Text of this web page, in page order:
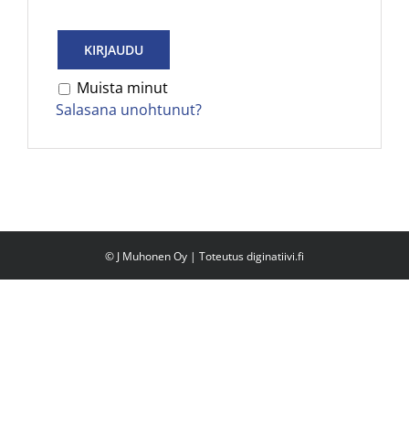
KIRJAUDU
Muista minut
Salasana unohtunut?
© J Muhonen Oy | Toteutusdiginatiivi.fi